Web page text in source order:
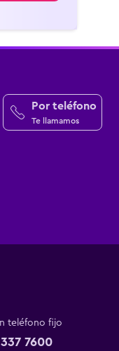
Por teléfono
Te llamamos
teléfono fijo
7600